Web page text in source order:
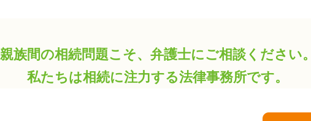
親族間の相続問題こそ、弁護士にご相談ください。
私たちは相続に注力する法律事務所です。